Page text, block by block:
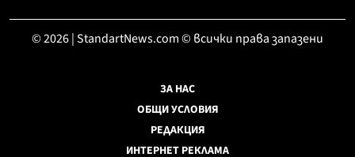
© 2026 | StandartNews.com © всички права запазени
ЗА НАС
ОБЩИ УСЛОВИЯ
РЕДАКЦИЯ
ИНТЕРНЕТ РЕКЛАМА